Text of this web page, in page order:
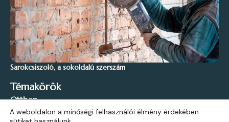
Sarokcsiszoló, a sokoldalú szerszám
Témakörök
Otthon
Stílus és Inspiráció
A weboldalon a minőségi felhasználói élmény érdekében